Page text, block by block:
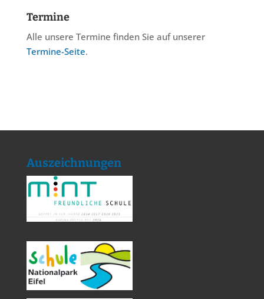
Termine
Alle unsere Termine finden Sie auf unserer
Termine-Seite.
Auszeichnungen